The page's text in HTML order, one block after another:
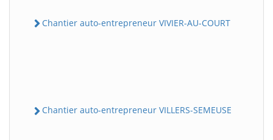
Chantier auto-entrepreneur VIVIER-AU-COURT
Chantier auto-entrepreneur VILLERS-SEMEUSE